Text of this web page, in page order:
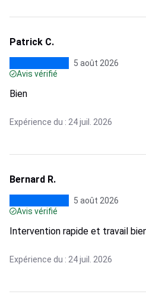
Patrick C.
5 août 2026
Avis vérifié
Bien
Expérience du : 24 juil. 2026
Bernard R.
5 août 2026
Avis vérifié
Intervention rapide et travail
Expérience du : 24 juil. 2026